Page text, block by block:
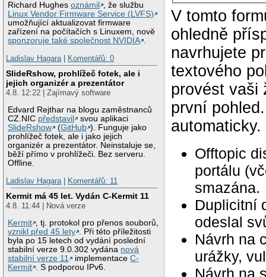
Richard Hughesoznámil
, že službu
Linux Vendor Firmware Service (LVFS)
umožňující aktualizovat firmware
zařízení na počítačích s Linuxem, nově
sponzoruje také společnost NVIDIA .
Ladislav Hagara | Komentářů: 0
SlideRshow, prohlížeč fotek, ale i
jejich organizér a prezentátor
4.8. 12:22 | Zajímavý software
Edvard Rejthar na blogu zaměstnanců
CZ.NIC představil
svou aplikaci
SlideRshow
(GitHub ). Funguje jako
prohlížeč fotek, ale i jako jejich
organizér a prezentátor. Neinstaluje se,
běží přímo v prohlížeči. Bez serveru.
Offline.
Ladislav Hagara | Komentářů: 11
Kermit má 45 let. Vydán C-Kermit 11
4.8. 11:44 | Nová verze
Kermit , tj. protokol pro přenos souborů,
vznikl před 45 lety . Při této příležitosti
byla po 15 letech od vydání poslední
stabilní verze 9.0.302 vydána nová
stabilní verze 11
implementaceC-
Kermit . S podporou IPv6.
V tomto
ohledně
navrhujete
textového
provést vaši
první
automaticky.
Offtopic
portálu
smazána.
Duplicitní
odeslal
Návrh na
urážky,
Návrh na